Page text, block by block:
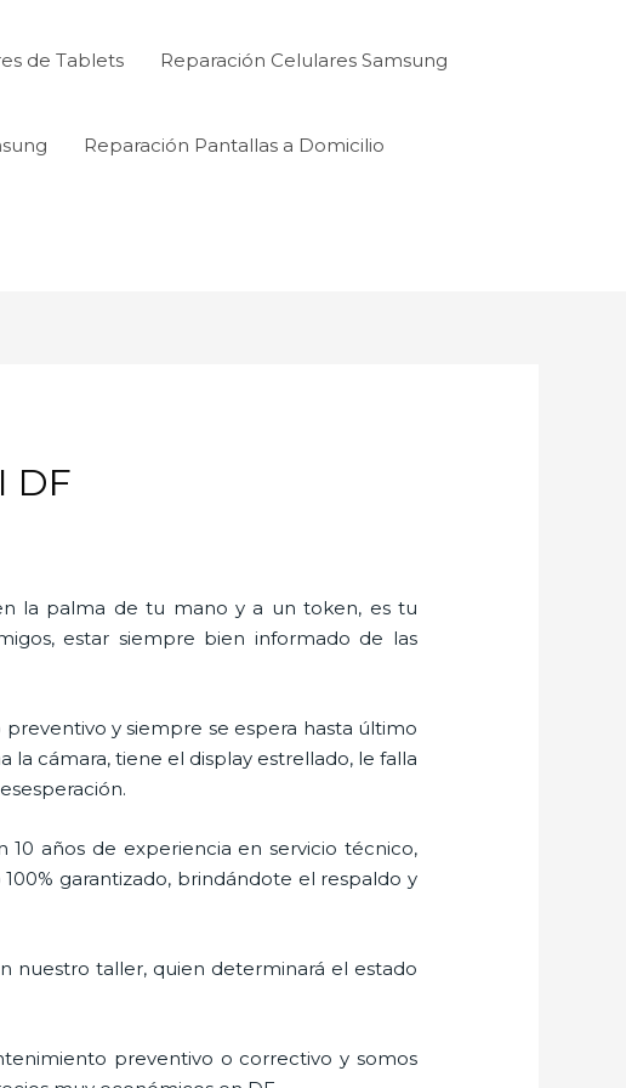
de Tablets Reparación Celulares Samsung
Reparación Pantallas a Domicilio
DF
la palma de tu mano y a un token, es tu
estar siempre bien informado de las
y siempre se espera hasta último
cámara, tiene el display estrellado, le falla
años de experiencia en servicio técnico,
garantizado, brindándote el respaldo y
nuestro taller, quien determinará el estado
preventivo o correctivo y somos